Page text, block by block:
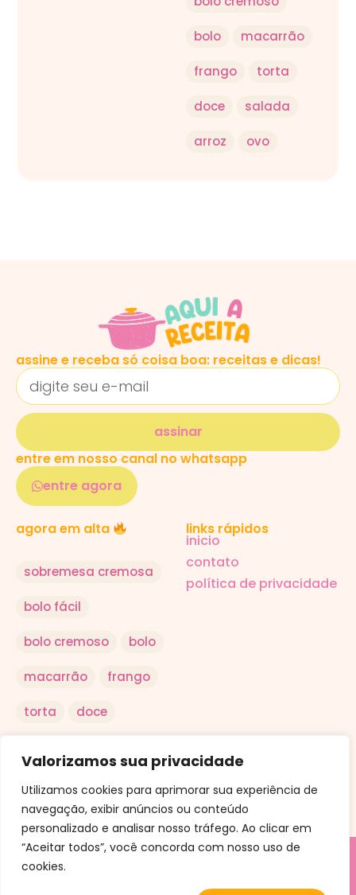
Valorizamos sua privacidade
Utilizamos cookies para aprimorar sua experiência de
navegação, exibir anúncios ou conteúdo
personalizado e analisar nosso tráfego. Ao clicar em
“Aceitar todos”, você concorda com nosso uso de
cookies.
bolo macarrão
frango torta
doce salada
arroz ovo
assine e receba só coisa boa: receitas e dicas!
assinar
entre em nosso canal no whatsapp
entre agora
agora em alta
sobremesa cremosa
bolo fácil
bolo cremoso bolo
macarrão frango
torta doce
ovo
links rápidos
inicio
contato
política de privacidade
© Aqui a Receita. Uma criação da Conteudly.